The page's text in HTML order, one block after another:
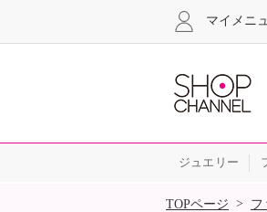
マイメニ
ジュエリー
SALE
TOPページ > フ